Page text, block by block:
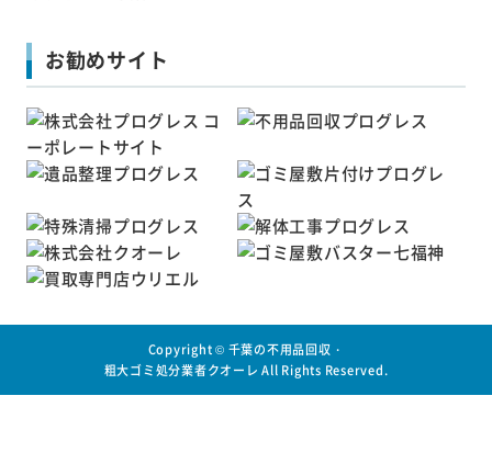
お勧めサイト
Copyright © 千葉の不用品回収・
粗大ゴミ処分業者クオーレ All Rights Reserved.